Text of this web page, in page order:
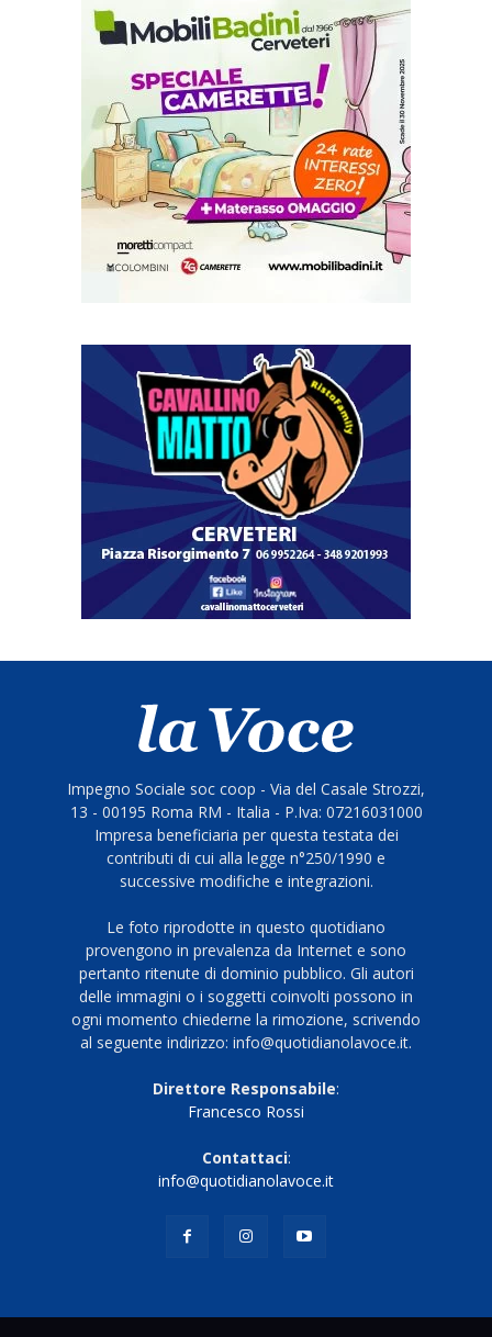
Impegno Sociale soc coop - Via del Casale Strozzi,
13 - 00195 Roma RM - Italia - P.Iva: 07216031000
Impresa beneficiaria per questa testata dei
contributi di cui alla legge n°250/1990 e
successive modifiche e integrazioni.
Le foto riprodotte in questo quotidiano
provengono in prevalenza da Internet e sono
pertanto ritenute di dominio pubblico. Gli autori
delle immagini o i soggetti coinvolti possono in
ogni momento chiederne la rimozione, scrivendo
al seguente indirizzo: info@quotidianolavoce.it.
Direttore Responsabile:
Francesco Rossi
Contattaci:
info@quotidianolavoce.it